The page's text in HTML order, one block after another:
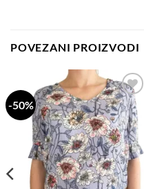
POVEZANI PROIZVODI
-50%
Dodaj
na
listu
želja